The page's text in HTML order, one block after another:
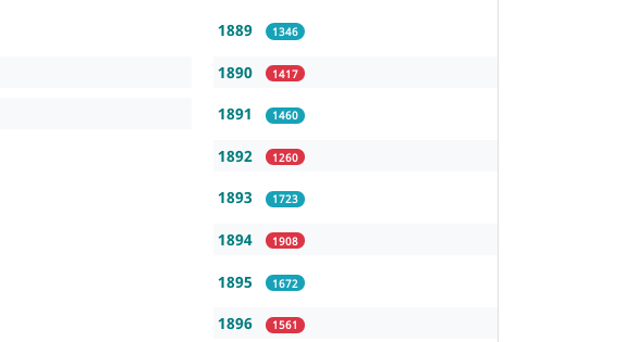
1889 1346
1890 1417
1891 1460
1892 1260
1893 1723
1894 1908
1895 1672
1896 1561